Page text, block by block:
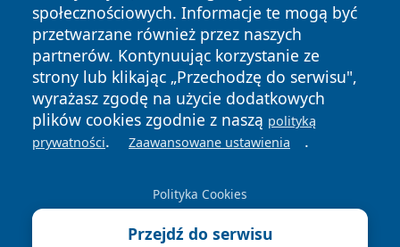
społecznościowych. Informacje te mogą być
przetwarzane również przez naszych
partnerów. Kontynuując korzystanie ze
strony lub klikając „Przechodzę do serwisu",
wyrażasz zgodę na użycie dodatkowych
plików cookies zgodnie z naszą polityką
prywatności. Zaawansowane ustawienia .
Polityka Cookies
Przejdź do serwisu
News Autorzy
Polityka
Prywatności
Polityka
Cookies